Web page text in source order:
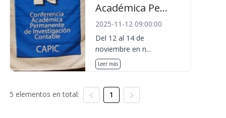
Académica Pe...
2025-11-12 09:00:00
Del 12 al 14 de
noviembre en n...
Leer más
5 elementos en total: 1